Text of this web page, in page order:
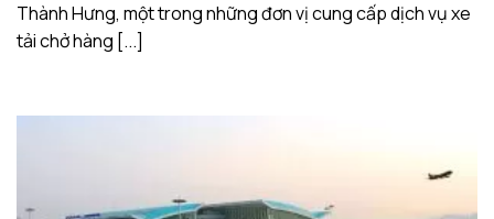
Thành Hưng, một trong những đơn vị cung cấp dịch vụ xe
tải chở hàng [...]